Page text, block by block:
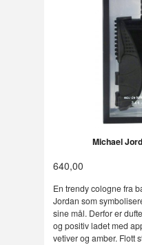
Michael
640,00
En trendy cologne fra
Jordan som
sine mål. Derfor er
og positiv ladet med
vetiver og amber. Flott